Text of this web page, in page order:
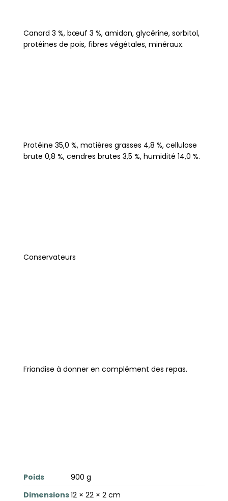
Canard 3 %, bœuf 3 %, amidon, glycérine, sorbitol,
protéines de pois, fibres végétales, minéraux.
Protéine 35,0 %, matières grasses 4,8 %, cellulose
brute 0,8 %, cendres brutes 3,5 %, humidité 14,0 %.
Conservateurs
Friandise à donner en complément des repas.
Poids
900 g
Dimensions12 × 22 × 2 cm